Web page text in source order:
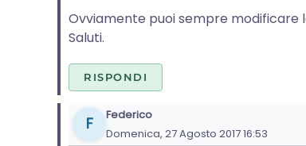
Ovviamente puoi sempre modificare
Saluti.
RISPONDI
F
Federico
Domenica, 27 Agosto 2017 16:53